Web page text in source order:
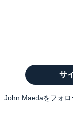
サ
John Maedaをフォロ